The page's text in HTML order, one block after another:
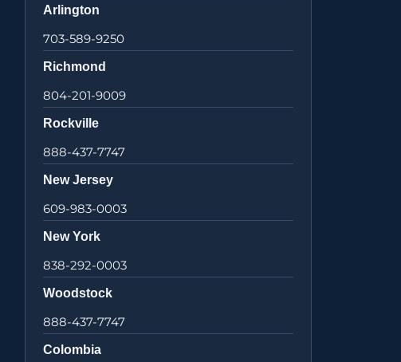
Arlington
703-589-9250
Richmond
804-201-9009
Rockville
888-437-7747
New Jersey
609-983-0003
New York
838-292-0003
Woodstock
888-437-7747
Colombia